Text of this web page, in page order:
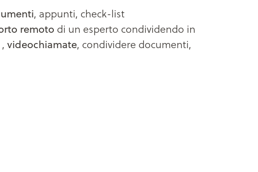
, appunti, check-list
remoto di un esperto condividendo in
, videochiamate, condividere documenti,